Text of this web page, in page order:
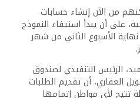
من الآن إنشاء حسابات
على أن يبدأ استيفاء النموذج
نهاية الأسبوع الثاني من شهر
الرئيس التنفيذي لصندوق
العقاري، أن تقديم الطلبات
تتيح لأي مواطن إتمامها